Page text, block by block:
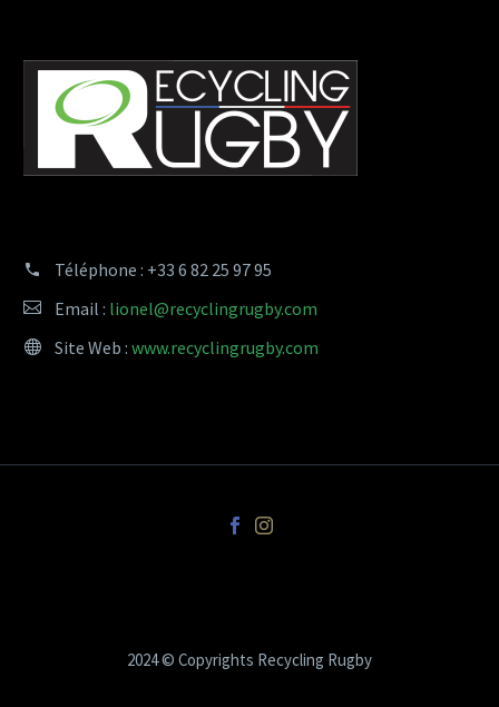
Téléphone : +33 6 82 25 97 95
Email : lionel@recyclingrugby.com
Site Web : www.recyclingrugby.com
2024 © Copyrights Recycling Rugby